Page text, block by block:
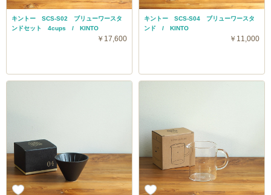
キントー SCS-S02 ブリューワースタ
ンドセット 4cups / KINTO
￥17,600
キントー SCS-S04 ブリューワースタ
ンド / KINTO
￥11,000